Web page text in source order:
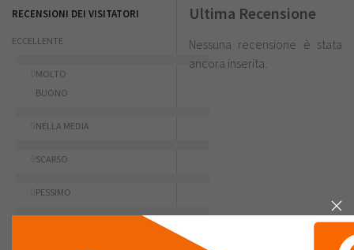
RECENSIONI DEI VISITATORI
ECCELLENTE
MOLTO
BUONO
NELLA MEDIA
SCARSO
PESSIMO
Ultima Recensione
Nessuna recensione è stata
ancora inserita.